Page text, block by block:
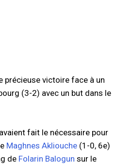
précieuse victoire face à un
(3-2) avec un but dans le
fait le nécessaire pour
Maghnes Akliouche (1-0, 6e)
de Folarin Balogun sur le